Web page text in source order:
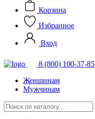
Корзина
Избранное
Вход
8 (800) 100-37-85
Женщинам
Мужчинам